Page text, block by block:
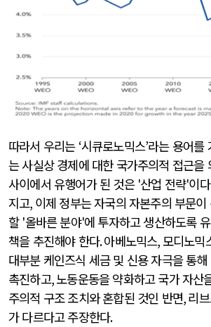
따라서 우리는 ‘시큐로노믹스’라는 용어를
는 사실상 경제에 대한 국가주의적 접근을
사이에서 유행어가 된 것은 '산업 전략'이다
지고, 이제 정부는 자국의 자본주의 부문이
할 '올바른 분야'에 투자하고 생산하도록
책을 추진해야 한다.아베노믹스, 모디노믹
대부분 케인즈식 세금 및 신용 자극을 통해
촉진하고,노동운동을 약화하고 국가 자산
주의적 구조 조치와 혼합된 것인 반면,리
가 다르다고 주장한다.